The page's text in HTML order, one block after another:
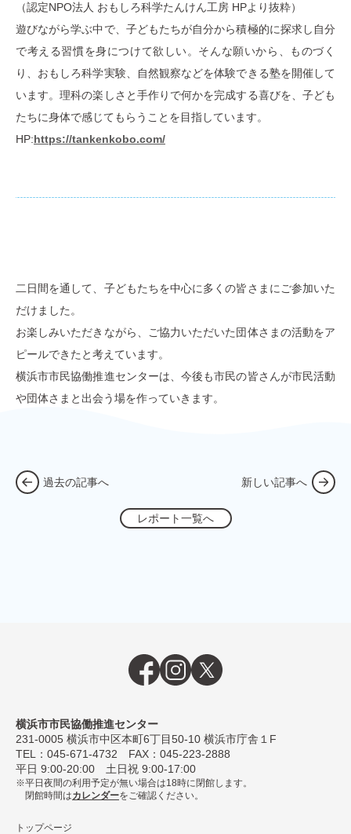
（認定NPO法人 おもしろ科学たんけん工房 HPより抜粋）
遊びながら学ぶ中で、子どもたちが自分から積極的に探求し自分
で考える習慣を身につけて欲しい。そんな願いから、ものづく
り、おもしろ科学実験、自然観察などを体験できる塾を開催して
います。理科の楽しさと手作りで何かを完成する喜びを、子ども
たちに身体で感じてもらうことを目指しています。
HP:https://tankenkobo.com/
二日間を通して、子どもたちを中心に多くの皆さまにご参加いた
だけました。
お楽しみいただきながら、ご協力いただいた団体さまの活動をア
ピールできたと考えています。
横浜市市民協働推進センターは、今後も市民の皆さんが市民活動
や団体さまと出会う場を作っていきます。
過去の記事へ
レポート一覧へ
新しい記事へ
横浜市市民協働推進センター
231-0005 横浜市中区本町6丁⽬50-10 横浜市庁舎１F
TEL： 045-671-4732 FAX：045-223-2888
平⽇ 9:00-20:00 ⼟⽇祝 9:00-17:00
平日夜間の利用予定が無い場合は18時に閉館します。
閉館時間はカレンダーをご確認ください。
トップページ